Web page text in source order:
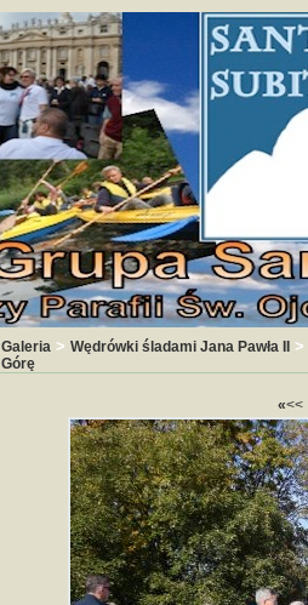
Galeria > Wędrówki śladami Jana Pawła II >
Górę
«<<